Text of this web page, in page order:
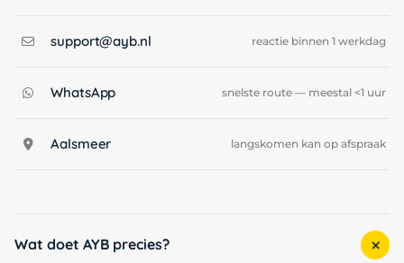
support@ayb.nl reactie binnen 1 werkdag
WhatsApp snelste route — meestal <1 uur
Aalsmeer langskomen kan op afspraak
Wat doet AYB precies?